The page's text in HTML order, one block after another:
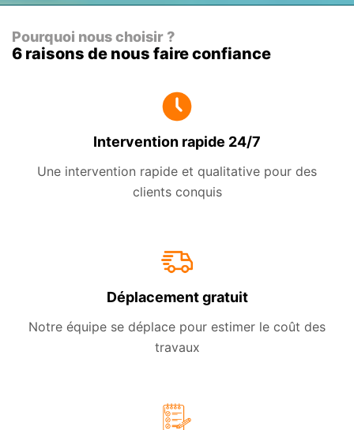
Pourquoi nous choisir ?
6 raisons de nous faire confiance
Intervention rapide 24/7
Une intervention rapide et qualitative pour des
clients conquis
Déplacement gratuit
Notre équipe se déplace pour estimer le coût des
travaux